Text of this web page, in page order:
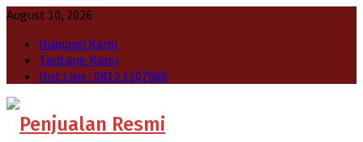
August 10, 2026
Hubungi Kami
Tantang Kami
Hot Line : 0812 1107666